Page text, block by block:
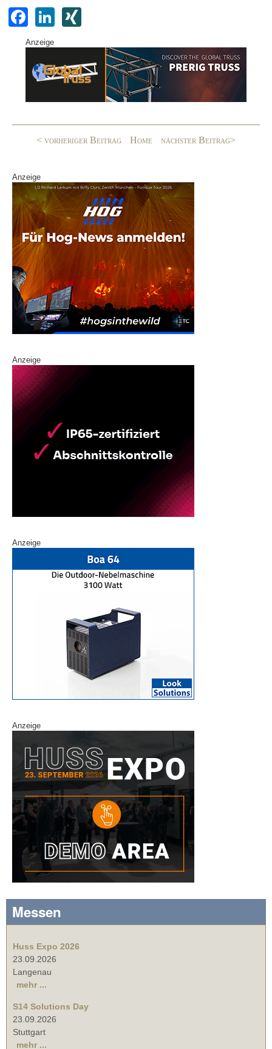
F
a
c
e
o
Li
k
e
G
Anzeige
< vorheriger Beitrag Home nächster Beitrag>
Anzeige
Anzeige
Anzeige
Anzeige
Messen
Huss Expo 2026
23.09.2026
Langenau
mehr ...
S14 Solutions Day
23.09.2026
Stuttgart
mehr ...